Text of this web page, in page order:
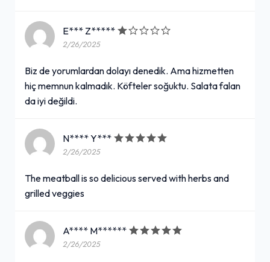
E*** Z*****
2/26/2025
Biz de yorumlardan dolayı denedik. Ama hizmetten
hiç memnun kalmadık. Köfteler soğuktu. Salata falan
da iyi değildi.
N**** Y***
2/26/2025
The meatball is so delicious served with herbs and
grilled veggies
A**** M******
2/26/2025